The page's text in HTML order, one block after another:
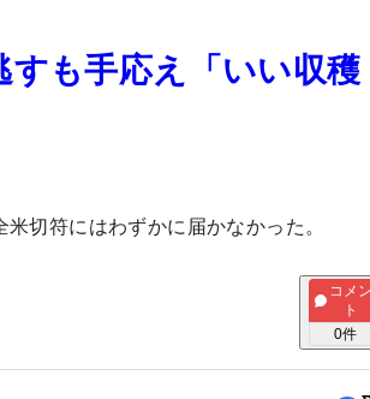
すも手応え「いい収穫
切符にはわずかに届かなかった。
コメン
ト
0件